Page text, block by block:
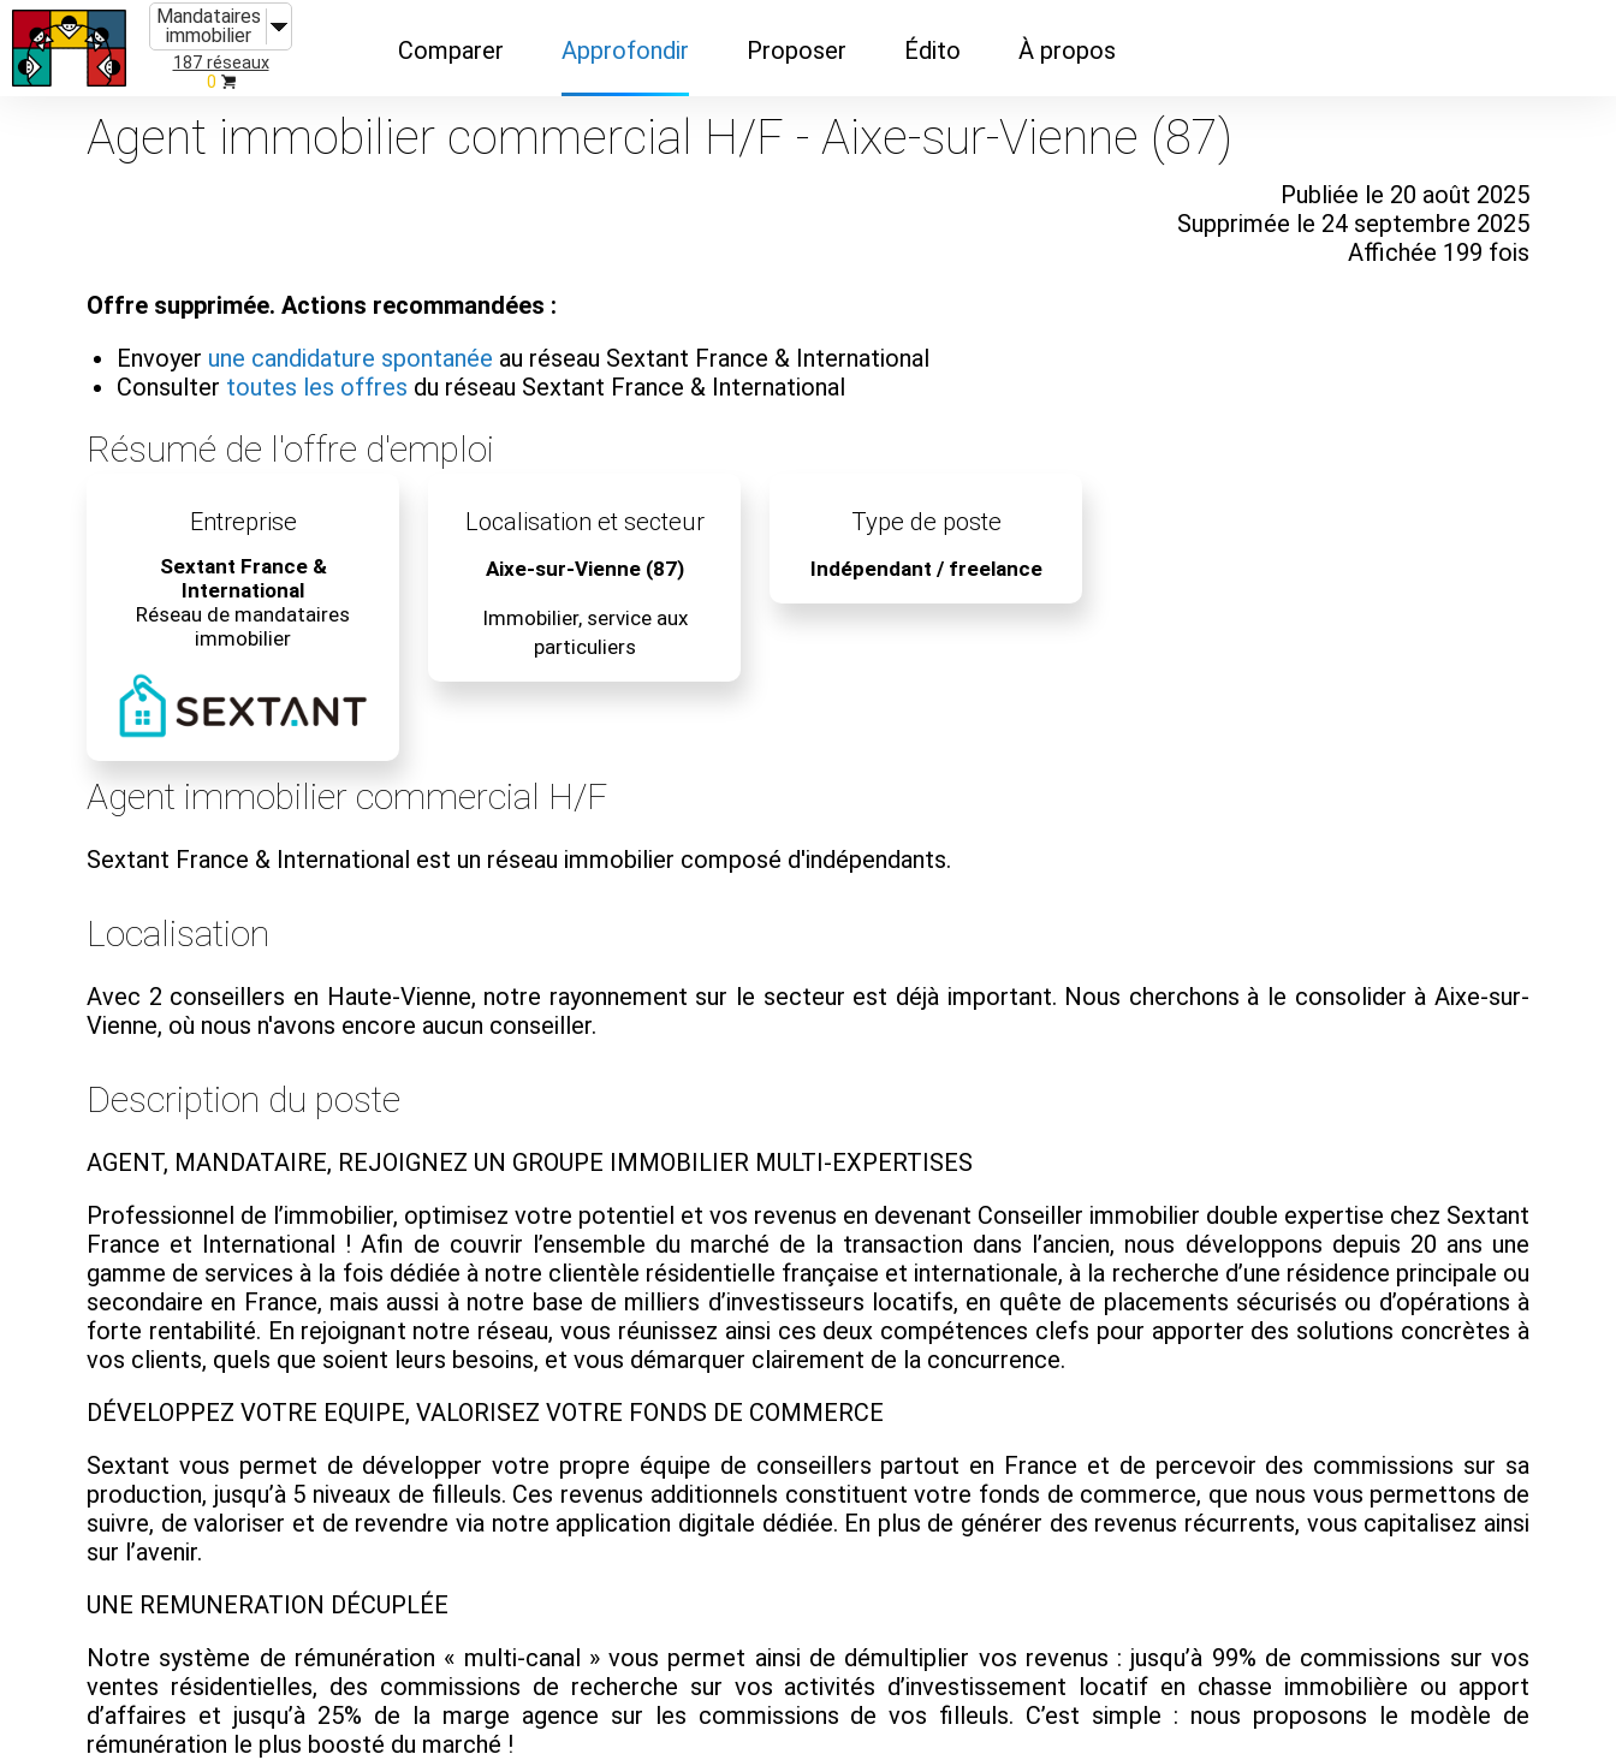
Mandataires
immobilier
187 réseaux
0
Comparer
Organismes de formation
Approfondir
Demandes de
documentation
Proposer
Recommander son réseau
Édito
Newsletter
À propos
Nous contacter
Qui sommes-nous ?
Agent immobilier commercial H/F - Aixe-sur-Vienne (87)
Publiée le 20 août 2025
Supprimée le 24 septembre 2025
Affichée 199 fois
Offre supprimée. Actions recommandées :
Envoyer une candidature spontanée au réseau Sextant France & International
Consulter toutes les offres du réseau Sextant France & International
Résumé de l'offre d'emploi
Entreprise
Sextant France &
International
Réseau de mandataires
immobilier
Localisation et secteur
Aixe-sur-Vienne (87)
Immobilier, service aux
particuliers
Type de poste
Indépendant / freelance
Agent immobilier commercial H/F
Sextant France & International est un réseau immobilier composé d'indépendants.
Localisation
Avec 2 conseillers en Haute-Vienne, notre rayonnement sur le secteur est déjà important. Nous cherchons à le consolider à Aixe-sur-
Vienne, où nous n'avons encore aucun conseiller.
Description du poste
AGENT, MANDATAIRE, REJOIGNEZ UN GROUPE IMMOBILIER MULTI-EXPERTISES
Professionnel de l’immobilier, optimisez votre potentiel et vos revenus en devenant Conseiller immobilier double expertise chez Sextant
France et International ! Afin de couvrir l’ensemble du marché de la transaction dans l’ancien, nous développons depuis 20 ans une
gamme de services à la fois dédiée à notre clientèle résidentielle française et internationale, à la recherche d’une résidence principale ou
secondaire en France, mais aussi à notre base de milliers d’investisseurs locatifs, en quête de placements sécurisés ou d’opérations à
forte rentabilité. En rejoignant notre réseau, vous réunissez ainsi ces deux compétences clefs pour apporter des solutions concrètes à
vos clients, quels que soient leurs besoins, et vous démarquer clairement de la concurrence.
DÉVELOPPEZ VOTRE EQUIPE, VALORISEZ VOTRE FONDS DE COMMERCE
Sextant vous permet de développer votre propre équipe de conseillers partout en France et de percevoir des commissions sur sa
production, jusqu’à 5 niveaux de filleuls. Ces revenus additionnels constituent votre fonds de commerce, que nous vous permettons de
suivre, de valoriser et de revendre via notre application digitale dédiée. En plus de générer des revenus récurrents, vous capitalisez ainsi
sur l’avenir.
UNE REMUNERATION DÉCUPLÉE
Notre système de rémunération « multi-canal » vous permet ainsi de démultiplier vos revenus : jusqu’à 99% de commissions sur vos
ventes résidentielles, des commissions de recherche sur vos activités d’investissement locatif en chasse immobilière ou apport
d’affaires et jusqu’à 25% de la marge agence sur les commissions de vos filleuls. C’est simple : nous proposons le modèle de
rémunération le plus boosté du marché !